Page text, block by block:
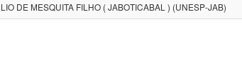
DE MESQUITA FILHO ( JABOTICABAL ) (UNESP-JAB)